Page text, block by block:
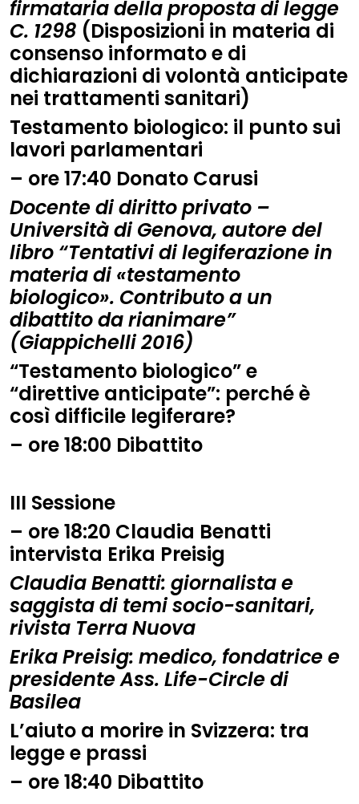
firmataria della proposta di legge
C. 1298 (Disposizioni in materia di
consenso informato e di
dichiarazioni di volontà anticipate
nei trattamenti sanitari)
Testamento biologico: il punto sui
lavori parlamentari
– ore17:40 Donato Carusi
Docente di diritto privato –
Università di Genova, autore del
libro “Tentativi di legiferazione in
materia di «testamento
biologico». Contributo a un
dibattito da rianimare”
(Giappichelli 2016)
“Testamento biologico” e
“direttive anticipate”: perché è
così difficile legiferare?
– ore18:00 Dibattito
III Sessione
– ore18:20 Claudia Benatti
intervista Erika Preisig
Claudia Benatti: giornalista e
saggista di temi socio-sanitari,
rivista Terra Nuova
Erika Preisig: medico, fondatrice e
presidente Ass. Life-Circle di
Basilea
L’aiuto a morire in Svizzera: tra
legge e prassi
– ore18:40 Dibattito